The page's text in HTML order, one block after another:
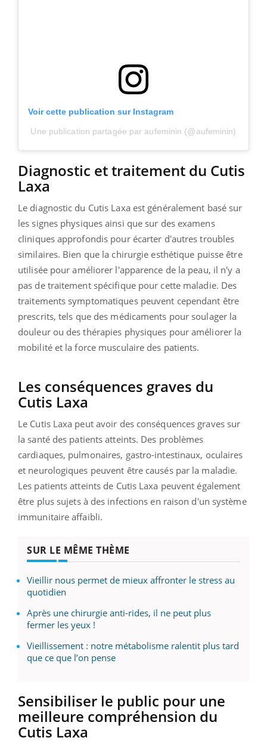
Voir cette publication sur Instagram
Une publication partagée par aufeminin (@aufeminin)
Diagnostic et traitement du Cutis
Laxa
Le diagnostic du Cutis Laxa est généralement basé sur
les signes physiques ainsi que sur des examens
cliniques approfondis pour écarter d'autres troubles
similaires. Bien que la chirurgie esthétique puisse être
utilisée pour améliorer l'apparence de la peau, il n'y a
pas de traitement spécifique pour cette maladie. Des
traitements symptomatiques peuvent cependant être
prescrits, tels que des médicaments pour soulager la
douleur ou des thérapies physiques pour améliorer la
mobilité et la force musculaire des patients.
Les conséquences graves du
Cutis Laxa
Le Cutis Laxa peut avoir des conséquences graves sur
la santé des patients atteints. Des problèmes
cardiaques, pulmonaires, gastro-intestinaux, oculaires
et neurologiques peuvent être causés par la maladie.
Les patients atteints de Cutis Laxa peuvent également
être plus sujets à des infections en raison d'un système
immunitaire affaibli.
SUR LE MÊME THÈME
Vieillir nous permet de mieux affronter le stress au
quotidien
Après une chirurgie anti-rides, il ne peut plus
fermer les yeux !
Vieillissement : notre métabolisme ralentit plus tard
que ce que l’on pense
Sensibiliser le public pour une
meilleure compréhension du
Cutis Laxa